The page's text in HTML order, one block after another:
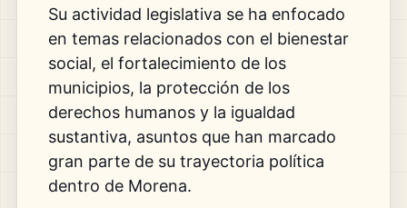
Su actividad legislativa se ha enfocado
en temas relacionados con el bienestar
social, el fortalecimiento de los
municipios, la protección de los
derechos humanos y la igualdad
sustantiva, asuntos que han marcado
gran parte de su trayectoria política
dentro de Morena.